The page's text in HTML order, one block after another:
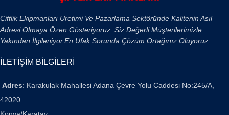
Çiftlik Ekipmanları Üretimi Ve Pazarlama Sektöründe Kalitenin Asıl
Adresi Olmaya Özen Gösteriyoruz. Siz Değerli Müşterilerimizle
Yakından İlgileniyor,En Ufak Sorunda Çözüm Ortağınız Oluyoruz.
İLETİŞİM BİLGİLERİ
Adres: Karakulak Mahallesi Adana Çevre Yolu Caddesi No:245/A,
42020